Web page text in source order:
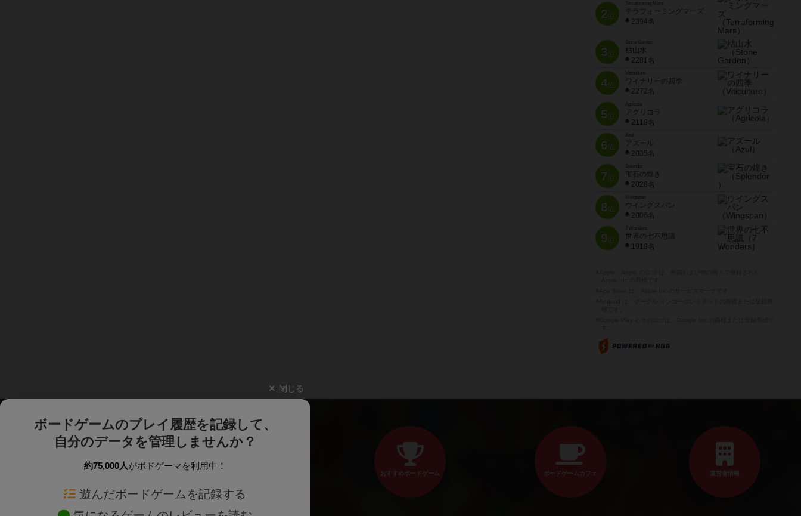
2位
Terraforming Mars
テラフォーミングマーズ
2394名
3位
Stone Garden
枯山水
2281名
4位
Viticulture
ワイナリーの四季
2272名
5位
Agricola
アグリコラ
2119名
6位
Azul
アズール
2035名
7位
宝石の煌き
2028名
8位
Wingspan
ウイングスパン
2006名
9位
7 Wonders
世界の七不思議
1919名
閉じる
ボードゲームのプレイ履歴を記録して、
自分のデータを管理しませんか？
約75,000人がボドゲーマを利用中！
遊んだボードゲームを記録する
おすすめボードゲーム ボードゲームカフェ 運営者情報